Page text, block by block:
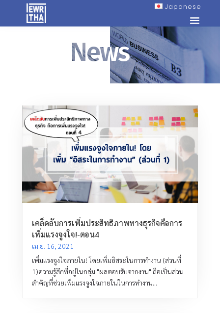
Japanese
News
เคล็ดลับการเพิ่มประสิทธิภาพทางธุรกิจคือการ
เพิ่มแรงจูงใจ!-ตอน4
เม.ย. 16, 2021
เพิ่มแรงจูงใจภายใน! โดยเพิ่มอิสระในการทำงาน (ส่วนที่
1)ความรู้สึกที่อยู่ในกลุ่ม "ผลตอบรับจากงาน" ถือเป็นส่วน
สำคัญที่ช่วยเพิ่มแรงจูงใจภายในในการทำงาน...